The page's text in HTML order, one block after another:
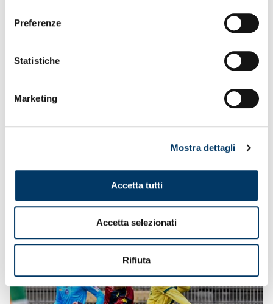
Preferenze
Statistiche
Marketing
Mostra dettagli
Accetta tutti
Accetta selezionati
Rifiuta